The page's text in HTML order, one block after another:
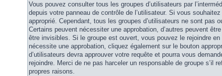
Vous pouvez consulter tous les groupes d’utilisateurs par
depuis votre panneau de contrôle de l’utilisateur. Si vous
approprié. Cependant, tous les groupes d’utilisateurs ne sont pas
Certains peuvent nécessiter une approbation, d’autres peuvent
être invisibles. Si le groupe est ouvert, vous pouvez le rejoindre en
nécessite une approbation, cliquez également sur le bouton
d’utilisateurs devra approuver votre requête et pourra vous
rejoindre. Merci de ne pas harceler un responsable de groupe s’il
propres raisons.